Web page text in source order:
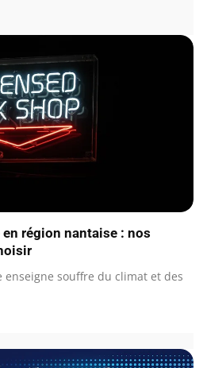
région nantaise : nos
enseigne souffre du climat et des